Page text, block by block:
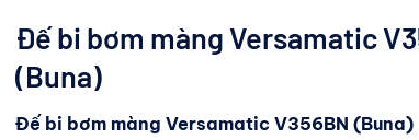
Đế bi bơm màng Versamatic
(Buna)
Đế bi bơm màng Versamatic V356BN (Buna)